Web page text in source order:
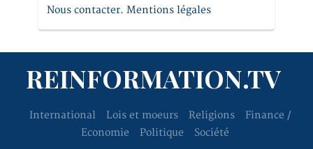
Nous contacter. Mentions légales
REINFORMATION.TV
International Lois et moeurs Religions
Finance /
Economie
Politique Société